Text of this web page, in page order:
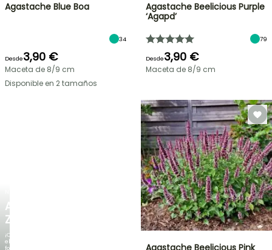
AGAPANTHUS
ZAMBEZI
¡Cuando
el
follaje
Agastache Blue Boa
34
Desde3,90 €
Maceta de 8/9 cm
Disponible en 2 tamaños
Agastache Beelicious Purple
‘Agapd’
79
Desde3,90 €
Maceta de 8/9 cm
Agastache Beelicious Pink